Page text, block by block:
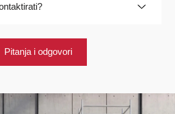
Pitanja i odgovori